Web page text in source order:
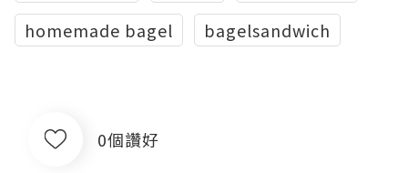
homemade bagel
bagelsandwich
0個讚好